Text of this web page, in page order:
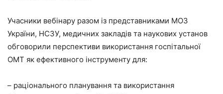
Учасники вебінару разом із представниками МОЗ
України, НСЗУ, медичних закладів та наукових установ
обговорили перспективи використання госпітальної
ОМТ як ефективного інструменту для:
– раціонального планування та використання